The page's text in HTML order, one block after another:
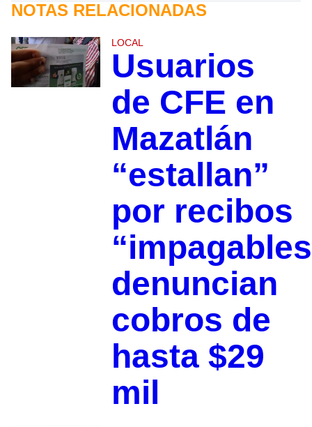
NOTAS RELACIONADAS
LOCAL
Usuarios
de CFE en
Mazatlán
“estallan”
por recibos
denuncian
cobros de
hasta $29
mil